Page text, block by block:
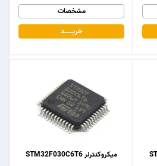
مشخصات
خریـــــــد
میکروکنترلر STM32F030C6T6